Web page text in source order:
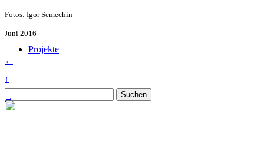
Projekte
Fotos: Igor Semechin
Juni 2016
←
↑
→